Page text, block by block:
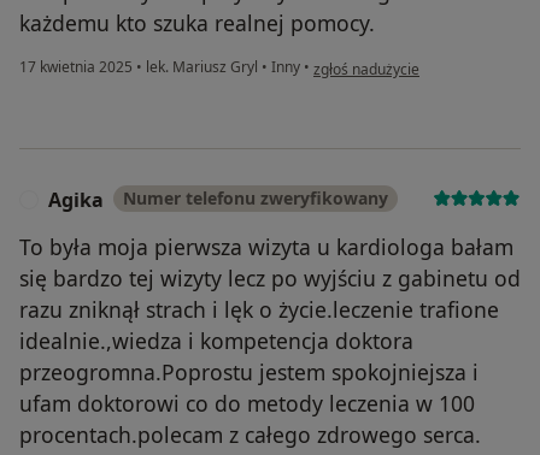
każdemu kto szuka realnej pomocy.
17 kwietnia 2025 • lek. Mariusz Gryl • Inny • w opinii użytkownika Aleksandra
zgłoś nadużycie
Agika Numer telefonu zweryfikowany
To była moja pierwsza wizyta u kardiologa bałam
się bardzo tej wizyty lecz po wyjściu z gabinetu od
razu zniknął strach i lęk o życie.leczenie trafione
idealnie.,wiedza i kompetencja doktora
przeogromna.Poprostu jestem spokojniejsza i
ufam doktorowi co do metody leczenia w 100
procentach.polecam z całego zdrowego serca.